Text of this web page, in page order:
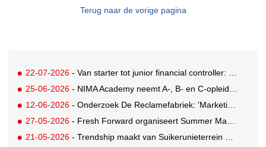
Terug naar de vorige pagina
22-07-2026 - Van starter tot junior financial controller: zo maak je je sollicitatie sterker
25-06-2026 - NIMA Academy neemt A-, B- en C-opleidingen in eigen hand
12-06-2026 - Onderzoek De Reclamefabriek: 'Marketingteams zijn regie over eigen productieproces kwijtgeraakt'
27-05-2026 - Fresh Forward organiseert Summer Masterclasses over leiderschap in veranderende tijden
21-05-2026 - Trendship maakt van Suikerunieterrein ondernemend dorpsplein